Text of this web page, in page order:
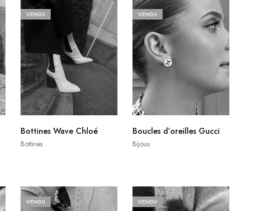
VENDU
Bottines
Bottines Wave Chloé
VENDU
Bijoux
Boucles d’oreilles Gucci
VENDU VENDU